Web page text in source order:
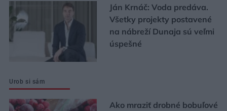
Ján Krnáč: Voda predáva.
Všetky projekty postavené
na nábreží Dunaja sú veľmi
úspešné
Urob si sám
Ako mraziť drobné bobuľové